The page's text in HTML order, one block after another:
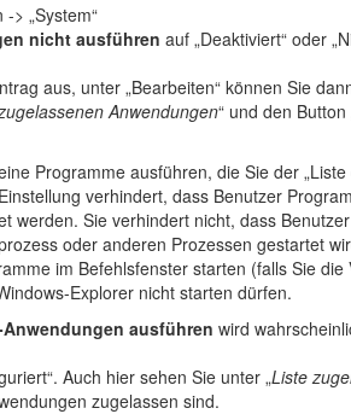
> „System“
nicht ausführen auf „Deaktiviert“ oder
aus, unter „Bearbeiten“ können Sie
Anwendungen“ und den Button
Programme ausführen, die Sie der
verhindert, dass Benutzer
werden. Sie verhindert nicht, dass
oder anderen Prozessen gestartet
im Befehlsfenster starten (falls Sie die
Explorer nicht starten dürfen.
ausführen wird
Auch hier sehen Sie unter „Liste
zugelassen sind.